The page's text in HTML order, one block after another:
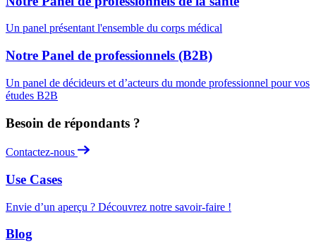
Un panel présentant l'ensemble du corps médical
Notre Panel de professionnels (B2B)
Un panel de décideurs et d’acteurs du monde professionnel pour vos
études B2B
Besoin de répondants ?
Contactez-nous
Use Cases
Envie d’un aperçu ? Découvrez notre savoir-faire !
Blog